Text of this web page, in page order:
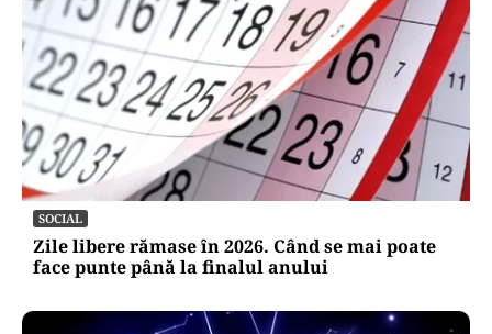
SOCIAL
Zile libere rămase în 2026. Când se mai poate
face punte până la finalul anului